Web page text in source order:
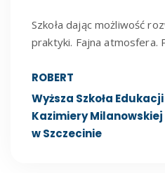
Szkoła dając możliwość
praktyki. Fajna atmosfera.
ROBERT
Wyższa Szkoła
Kazimiery
w Szczecinie